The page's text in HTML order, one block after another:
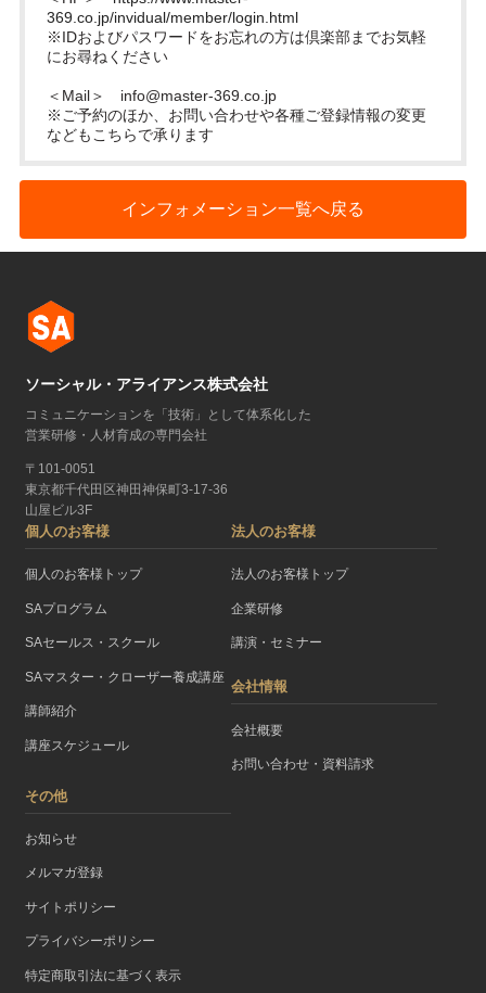
369.co.jp/invidual/member/login.html
※IDおよびパスワードをお忘れの方は倶楽部までお気軽
にお尋ねください
＜Mail＞ info@master-369.co.jp
※ご予約のほか、お問い合わせや各種ご登録情報の変更
などもこちらで承ります
インフォメーション一覧へ戻る
ソーシャル・アライアンス株式会社
コミュニケーションを「技術」として体系化した
営業研修・人材育成の専門会社
〒101-0051
東京都千代田区神田神保町3-17-36
山屋ビル3F
個人のお客様
個人のお客様トップ
SAプログラム
SAセールス・スクール
SAマスター・クローザー養成講座
講師紹介
講座スケジュール
法人のお客様
法人のお客様トップ
企業研修
講演・セミナー
会社情報
会社概要
お問い合わせ・資料請求
その他
お知らせ
メルマガ登録
サイトポリシー
プライバシーポリシー
特定商取引法に基づく表示